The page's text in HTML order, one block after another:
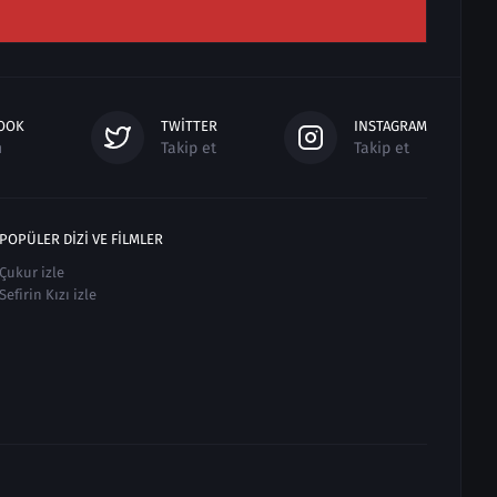
TWITTER
Takip et
INSTAGRAM
Takip et
POPÜLER DIZI VE FILMLER
Çukur izle
Sefirin Kızı izle